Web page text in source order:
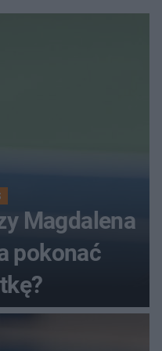
Magdalena
pokonać